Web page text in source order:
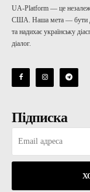
UA-Platform — це
США. Наша мета — бути
та надихає українську
діалог.
Підписка